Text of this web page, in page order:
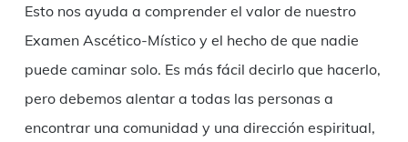
Esto nos ayuda a comprender el valor de nuestro
Examen Ascético-Místico y el hecho de que nadie
puede caminar solo. Es más fácil decirlo que hacerlo,
pero debemos alentar a todas las personas a
encontrar una comunidad y una dirección espiritual,